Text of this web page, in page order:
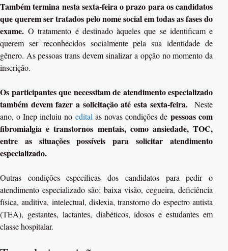
Também termina nesta sexta-feira o prazo para os candidatos
que querem ser tratados pelo nome social em todas as fases do
exame. O tratamento é destinado àqueles que se identificam e
querem ser reconhecidos socialmente pela sua identidade de
gênero. As pessoas trans devem sinalizar a opção no momento da
inscrição.
Os participantes que necessitam de atendimento especializado
também devem fazer a solicitação até esta sexta-feira.Neste
ano, o Inep incluiu no editalas novas condições depessoas com
fibromialgia e transtornos mentais, como ansiedade, TOC,
entre as situações possíveis para solicitar atendimento
especializado.
Outras condições específicas dos candidatos para pedir o
atendimento especializado são: baixa visão, cegueira, deficiência
física, auditiva, intelectual, dislexia, transtorno do espectro autista
(TEA), gestantes, lactantes, diabéticos, idosos e estudantes em
classe hospitalar.